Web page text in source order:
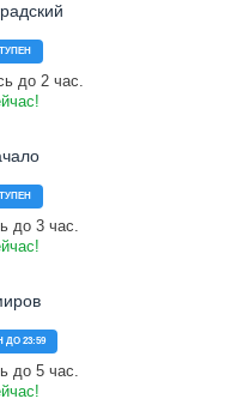
до 2 час.
до 3 час.
23:59
до 5 час.